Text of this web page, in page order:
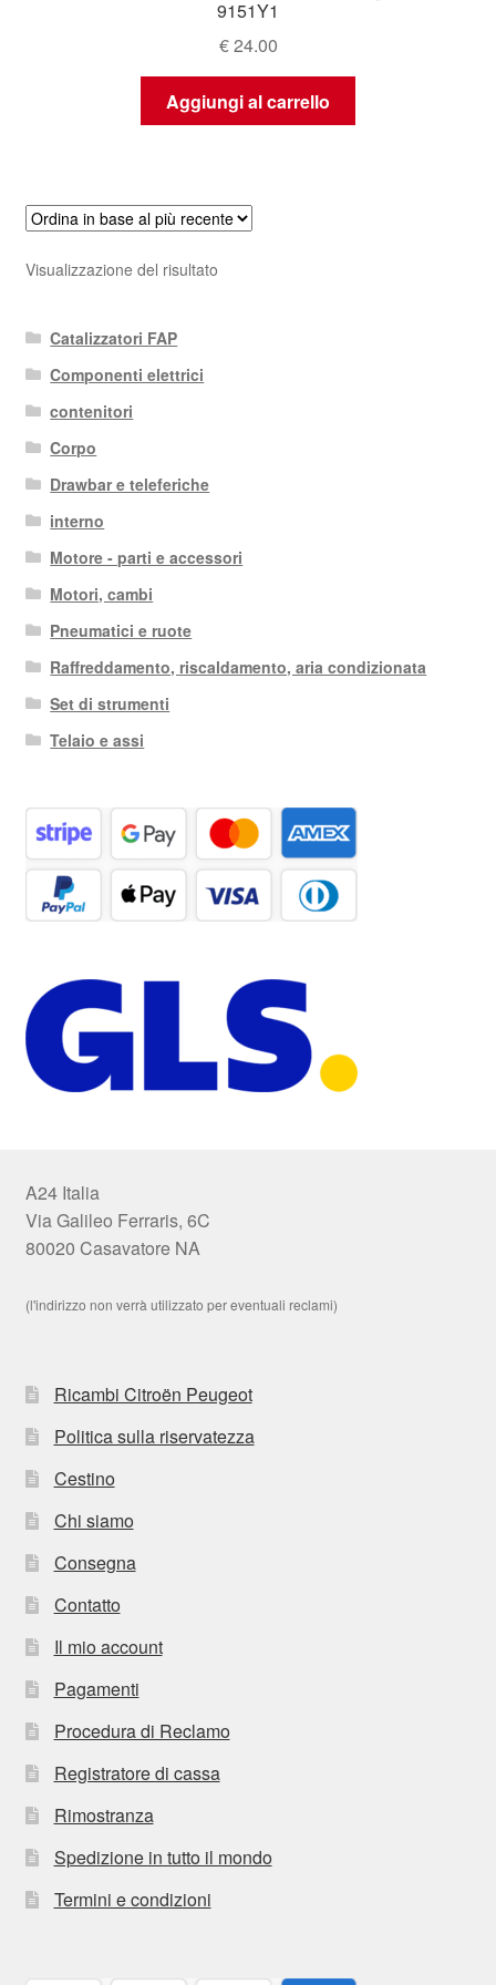
9151Y1
€24.00
Aggiungi al carrello
Visualizzazione del risultato
Catalizzatori FAP
Componenti elettrici
contenitori
Corpo
Drawbar e teleferiche
interno
Motore - parti e accessori
Motori, cambi
Pneumatici e ruote
Raffreddamento, riscaldamento, aria condizionata
Set di strumenti
Telaio e assi
A24 Italia
Via Galileo Ferraris, 6C
80020 Casavatore NA
(l'indirizzo non verrà utilizzato per eventuali reclami)
Ricambi Citroën Peugeot
Politica sulla riservatezza
Cestino
Chi siamo
Consegna
Contatto
Il mio account
Pagamenti
Procedura di Reclamo
Registratore di cassa
Rimostranza
Spedizione in tutto il mondo
Termini e condizioni